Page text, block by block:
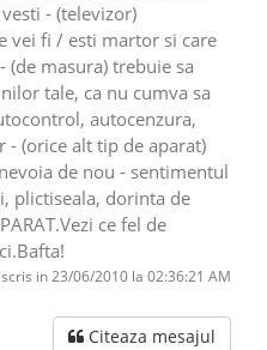
- (televizor)
vei fi / esti martor si care
masura) trebuie sa
tale, ca nu cumva sa
autocenzura,
- (orice alt tip de aparat)
de nou - sentimentul
plictiseala, dorinta de
ce fel de
scris in 23/06/2010 la 02:36:21 AM
Citeaza mesajul